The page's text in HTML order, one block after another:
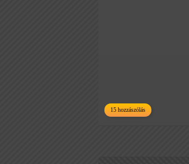
15 hozzászólás